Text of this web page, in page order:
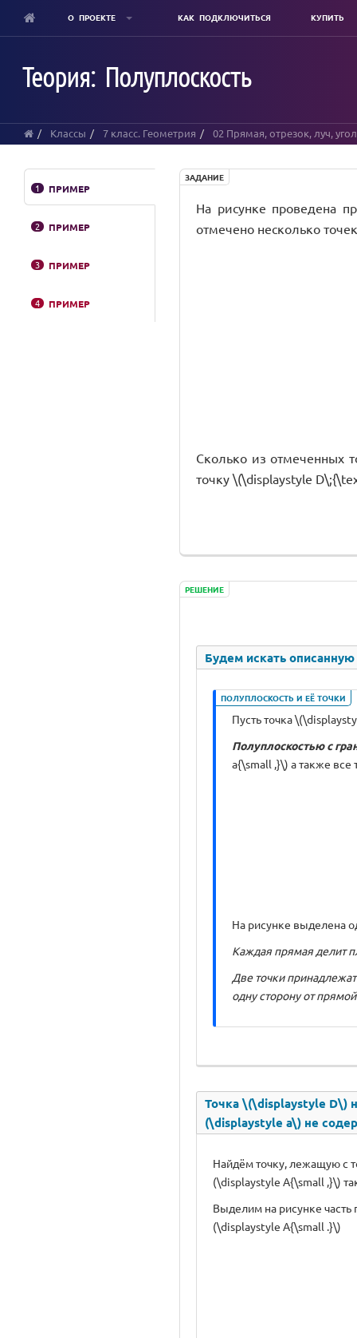
content
О ПРОЕКТЕ КАК ПОДКЛЮЧИТЬСЯ КУПИТЬ
Теория: Полуплоскость
Классы 7 класс. Геометрия 02 Прямая, отрезок, луч,
1 ПРИМЕР
2 ПРИМЕР
3 ПРИМЕР
4 ПРИМЕР
ЗАДАНИЕ
На рисунке проведена
отмечено несколько
Сколько из отмеченных
точку \(\displaystyle
РЕШЕНИЕ
Будем искать
ПОЛУПЛОСКОСТЬ И ЕЁ ТОЧКИ
Пусть точка
Полуплоскостью с
a{\small ,}\) а также все
На рисунке выделена
Каждая прямая делит
Две точки
одну сторону от
Точка \(\displaystyle D\)
(\displaystyle a\) не
Найдём точку, лежащую с
(\displaystyle A{\small ,}\)
Выделим на рисунке
(\displaystyle A{\small .}\)